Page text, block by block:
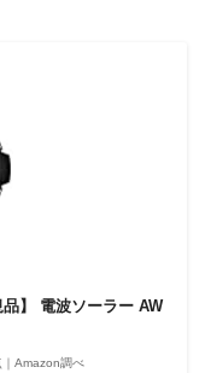
】 電波ソーラー AW
Amazon調べ